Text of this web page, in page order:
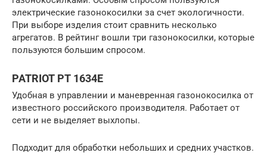
электрические газонокосилки за счет экологичности.
При выборе изделия стоит сравнить несколько
агрегатов. В рейтинг вошли три газонокосилки, которые
пользуются большим спросом.
PATRIOT PT 1634E
Удобная в управлении и маневренная газонокосилка от
известного российского производителя. Работает от
сети и не выделяет выхлопы.
Подходит для обработки небольших и средних участков.